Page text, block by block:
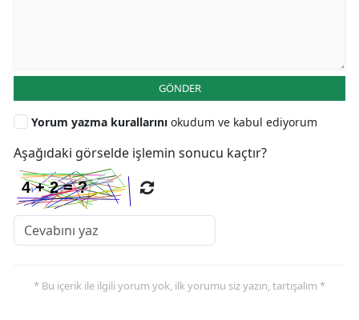
GÖNDER
Yorum yazma kurallarını okudum ve kabul ediyorum
Aşağıdaki görselde işlemin sonucu kaçtır?
* Bu içerik ile ilgili yorum yok, ilk yorumu siz yazın, tartışalım *